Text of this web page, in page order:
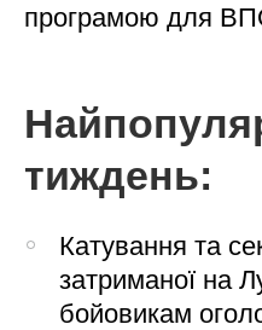
програмою для
тиждень:
Катування та
затриманої на
бойовикам